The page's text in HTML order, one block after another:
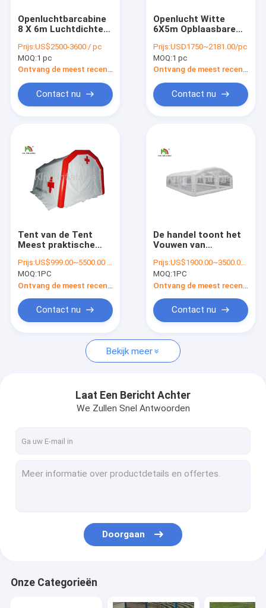
opblaasbare reclameproducten
het openlucht opblaasbare filmscherm
Opblaasbare Kerstmisproducten
Openluchtbarcabine
8 X 6m Luchtdichte
Gebeurtenistent met
Digitale Druk
Prijs:US$2500-3600 / pc
MOQ:1 pc
Ontvang de meest recente Prijs
Contact nu
Openlucht Witte
6X5m Opblaasbare
voor het Ziekenhuis
Militair Gebruik 2
Jaar Waarborg
Prijs:USD1750~2181.00/pc
MOQ:1 pc
Ontvang de meest recente Prijs
Contact nu
Tent van de Tent
Meest praktische
Opblaasbare Rescure
van pvc de
Luchtdichte
Medische
Prijs:US$999.00~5500.00 / pc
MOQ:1PC
Contact nu
De handel toont het
Vouwen van
Opblaasbare
Gebeurtenistent met
de Brand van de
vertrager
Prijs:US$1900.00~3500.00/pc
MOQ:1PC
Contact nu
Bekijk meer
Laat Een Bericht Achter
We Zullen Snel Antwoorden
Doorgaan
Onze Categorieën